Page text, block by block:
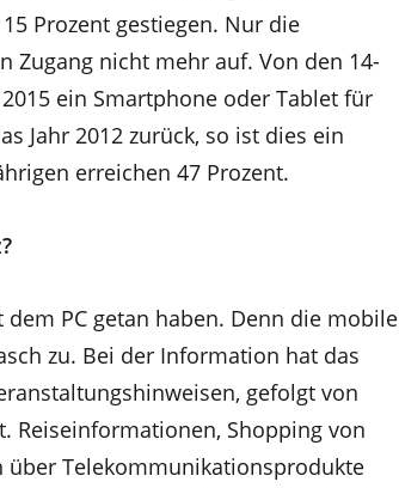
Prozent gestiegen. Nur die
Zugang nicht mehr auf. Von den 14-
ein Smartphone oder Tablet für
Jahr 2012 zurück, so ist dies ein
erreichen 47 Prozent.
PC getan haben. Denn die mobile
zu. Bei der Information hat das
gefolgt von
Reiseinformationen, Shopping von
Telekommunikationsprodukte